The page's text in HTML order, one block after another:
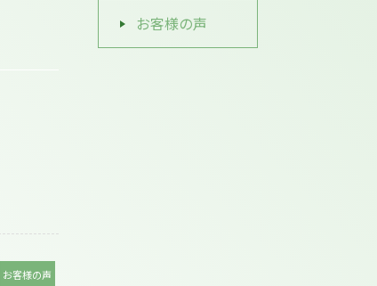
お客様の声
お客様の声